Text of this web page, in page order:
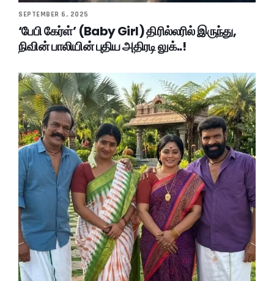
SEPTEMBER 6, 2025
‘பேபி கேர்ள்’ (Baby Girl) திரில்லரில் இருந்து,
நிவின் பாலியின் புதிய அதிரடி லுக்..!